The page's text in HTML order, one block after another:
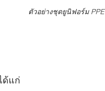
ตัวอย่างชุดยูนิฟอร์ม PPE
ด้แก่